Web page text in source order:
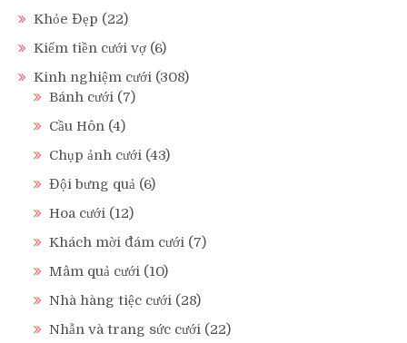
Khỏe Đẹp (22)
Kiếm tiền cưới vợ (6)
Kinh nghiệm cưới (308)
Bánh cưới (7)
Cầu Hôn (4)
Chụp ảnh cưới (43)
Đội bưng quả (6)
Hoa cưới (12)
Khách mời đám cưới (7)
Mâm quả cưới (10)
Nhà hàng tiệc cưới (28)
Nhẫn và trang sức cưới (22)